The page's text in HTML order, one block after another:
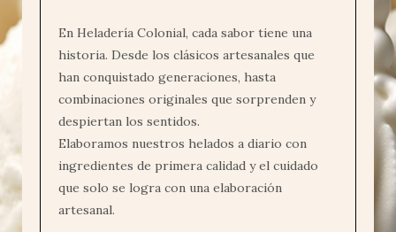
En Heladería Colonial, cada sabor tiene una
historia. Desde los clásicos artesanales que
han conquistado generaciones, hasta
combinaciones originales que sorprenden y
despiertan los sentidos.
Elaboramos nuestros helados a diario con
ingredientes de primera calidad y el cuidado
que solo se logra con una elaboración
artesanal.